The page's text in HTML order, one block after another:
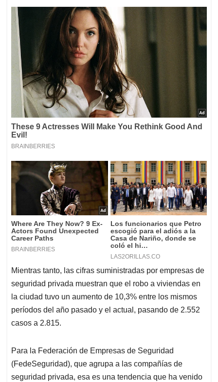
Mientras tanto, las cifras suministradas por empresas de
seguridad privada muestran que el robo a viviendas en
la ciudad tuvo un aumento de 10,3% entre los mismos
períodos del año pasado y el actual, pasando de 2.552
casos a 2.815.
Para la Federación de Empresas de Seguridad
(FedeSeguridad), que agrupa a las compañías de
seguridad privada, esa es una tendencia que ha venido